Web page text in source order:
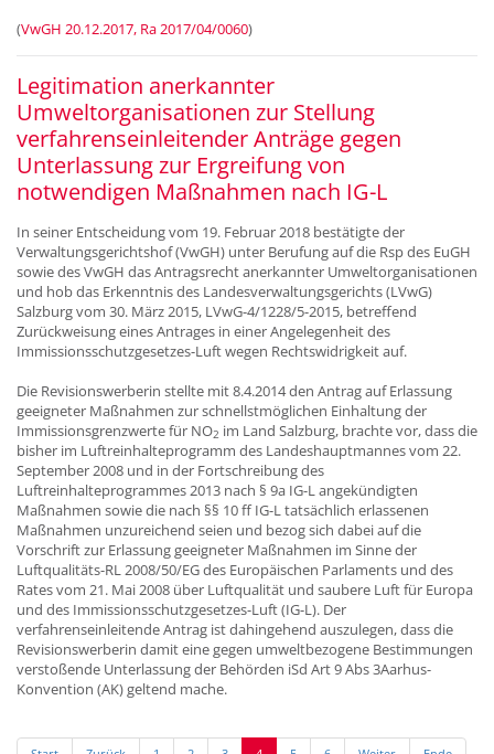
(VwGH 20.12.2017, Ra 2017/04/0060)
Legitimation anerkannter
Umweltorganisationen zur Stellung
verfahrenseinleitender Anträge gegen
Unterlassung zur Ergreifung von
notwendigen Maßnahmen nach IG-L
In seiner Entscheidung vom 19. Februar 2018 bestätigte der
Verwaltungsgerichtshof (VwGH) unter Berufung auf die Rsp des EuGH
sowie des VwGH das Antragsrecht anerkannter Umweltorganisationen
und hob das Erkenntnis des Landesverwaltungsgerichts (LVwG)
Salzburg vom 30. März 2015, LVwG-4/1228/5-2015, betreffend
Zurückweisung eines Antrages in einer Angelegenheit des
Immissionsschutzgesetzes-Luft wegen Rechtswidrigkeit auf.
Die Revisionswerberin stellte mit 8.4.2014 den Antrag auf Erlassung
geeigneter Maßnahmen zur schnellstmöglichen Einhaltung der
Immissionsgrenzwerte für NO2 im Land Salzburg, brachte vor, dass die
bisher im Luftreinhalteprogramm des Landeshauptmannes vom 22.
September 2008 und in der Fortschreibung des
Luftreinhalteprogrammes 2013 nach § 9a IG-L angekündigten
Maßnahmen sowie die nach §§ 10 ff IG-L tatsächlich erlassenen
Maßnahmen unzureichend seien und bezog sich dabei auf die
Vorschrift zur Erlassung geeigneter Maßnahmen im Sinne der
Luftqualitäts-RL 2008/50/EG des Europäischen Parlaments und des
Rates vom 21. Mai 2008 über Luftqualität und saubere Luft für Europa
und des Immissionsschutzgesetzes-Luft (IG-L). Der
verfahrenseinleitende Antrag ist dahingehend auszulegen, dass die
Revisionswerberin damit eine gegen umweltbezogene Bestimmungen
verstoßende Unterlassung der Behörden iSd Art 9 Abs 3Aarhus-
Konvention (AK) geltend mache.